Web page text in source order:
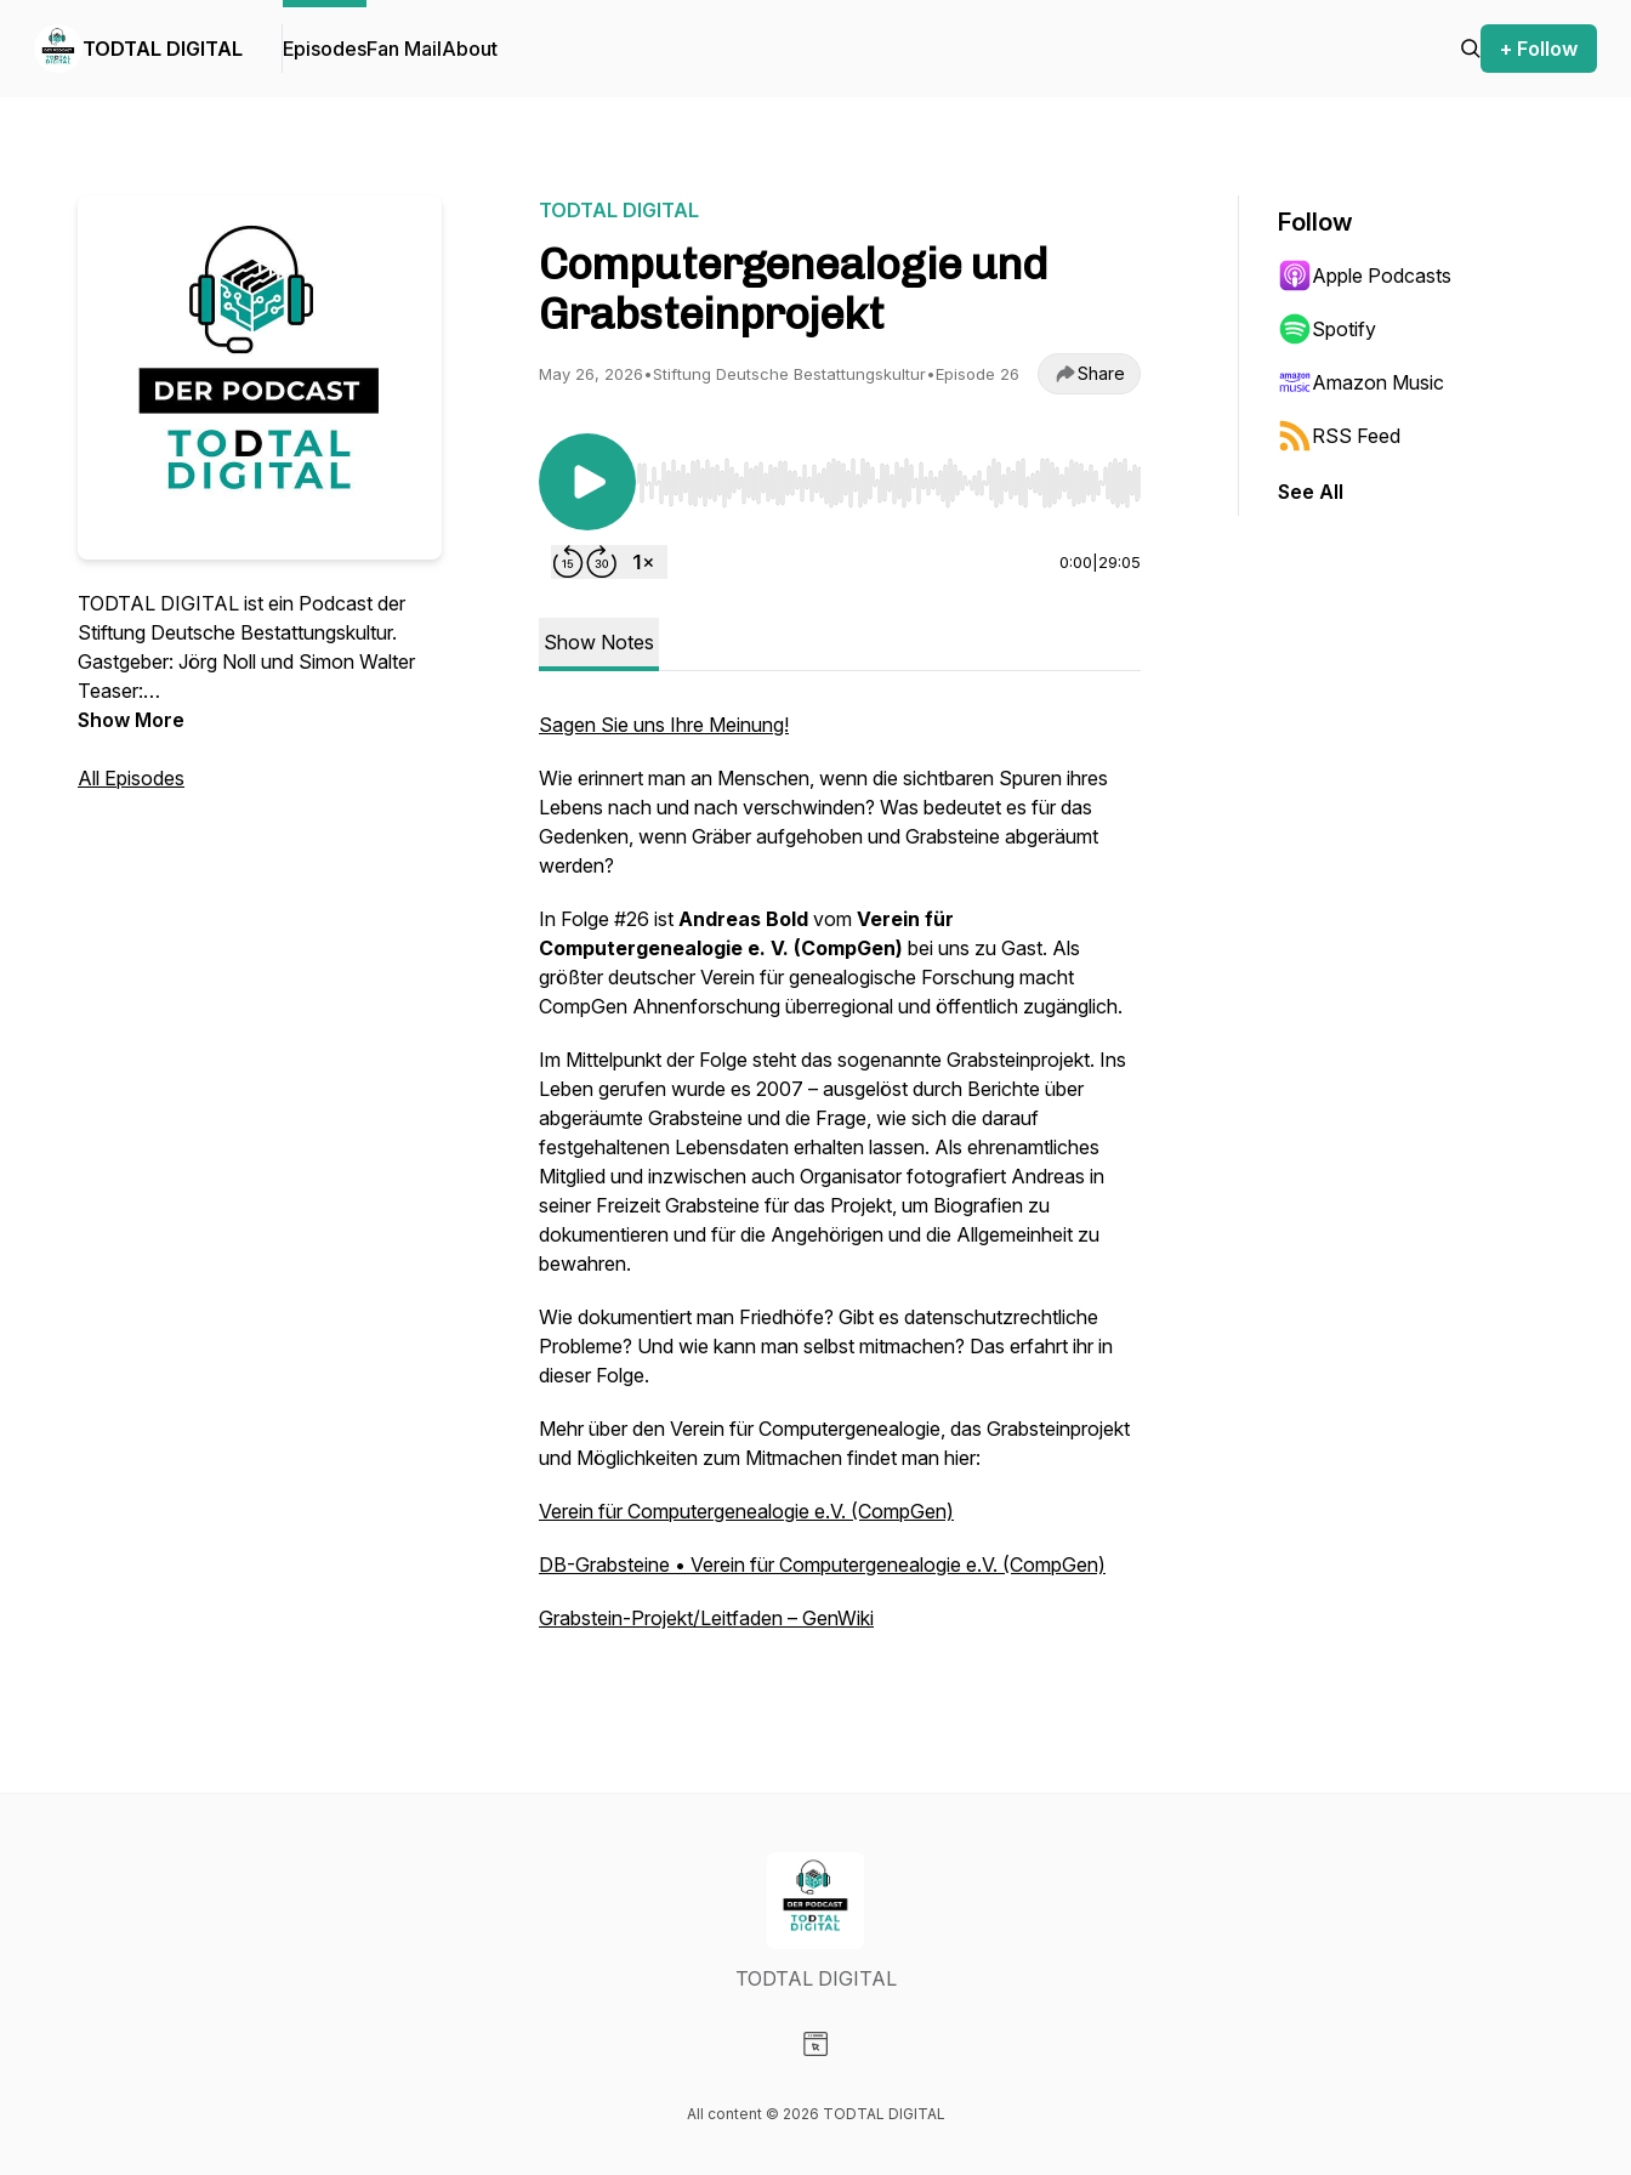
TODTAL DIGITAL EpisodesFan MailAbout + Follow
TODTAL DIGITAL ist ein Podcast der
Stiftung Deutsche Bestattungskultur.
Gastgeber: Jörg Noll und Simon Walter
Teaser:
https://www.youtube.com/watch?
Show More
All Episodes
TODTAL DIGITAL
Computergenealogie und
Grabsteinprojekt
May 26, 2026•Stiftung Deutsche Bestattungskultur•Episode 26 Share
Use Left/Right to seek, Home/End to jump to start or end. Hold shift to jump forward or backward.
0:00 29:05
Show Notes
Sagen Sie uns Ihre Meinung!
Wie erinnert man an Menschen, wenn die sichtbaren Spuren ihres
Lebens nach und nach verschwinden? Was bedeutet es für das
Gedenken, wenn Gräber aufgehoben und Grabsteine abgeräumt
werden?
In Folge #26 ist Andreas Bold vom Verein für
Computergenealogie e. V. (CompGen) bei uns zu Gast. Als
größter deutscher Verein für genealogische Forschung macht
CompGen Ahnenforschung überregional und öffentlich zugänglich.
Im Mittelpunkt der Folge steht das sogenannte Grabsteinprojekt. Ins
Leben gerufen wurde es 2007 – ausgelöst durch Berichte über
abgeräumte Grabsteine und die Frage, wie sich die darauf
festgehaltenen Lebensdaten erhalten lassen. Als ehrenamtliches
Mitglied und inzwischen auch Organisator fotografiert Andreas in
seiner Freizeit Grabsteine für das Projekt, um Biografien zu
dokumentieren und für die Angehörigen und die Allgemeinheit zu
bewahren.
Wie dokumentiert man Friedhöfe? Gibt es datenschutzrechtliche
Probleme? Und wie kann man selbst mitmachen? Das erfahrt ihr in
dieser Folge.
Mehr über den Verein für Computergenealogie, das Grabsteinprojekt
und Möglichkeiten zum Mitmachen findet man hier:
Verein für Computergenealogie e.V. (CompGen)
DB-Grabsteine • Verein für Computergenealogie e.V. (CompGen)
Grabstein-Projekt/Leitfaden – GenWiki
Follow
Apple Podcasts
Spotify
Amazon Music
RSS Feed
See All
TODTAL DIGITAL
All content © 2026 TODTAL DIGITAL